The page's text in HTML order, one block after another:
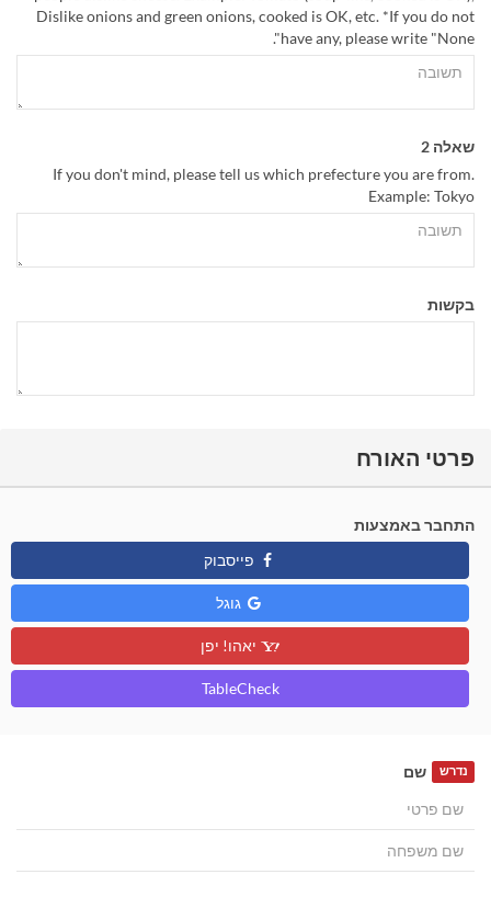
Dislike onions and green onions, cooked is OK, etc. *If you do not
have any, please write "None".
שאלה 2
If you don't mind, please tell us which prefecture you are from.
Example: Tokyo
בקשות
פרטי האורח
התחבר באמצעות
פייסבוק
גוגל
יאהו! יפן
TableCheck
שם נדרש